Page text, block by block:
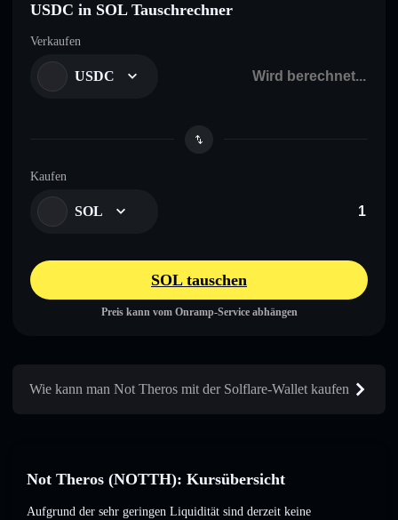
USDC in SOL Tauschrechner
Verkaufen
USDC
Kaufen
SOL
SOL tauschen
Preis kann vom Onramp-Service abhängen
Wie kann man Not Theros mit der Solflare-Wallet kaufen
Not Theros (NOTTH): Kursübersicht
Aufgrund der sehr geringen Liquidität sind derzeit keine